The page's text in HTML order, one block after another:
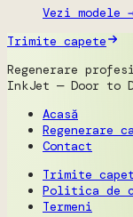
Vezi modele
Trimite capete
Regenerare
InkJet — Door to
Acasă
Regenerare
Contact
Trimite
Politica de
Termeni